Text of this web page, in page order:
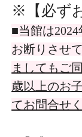
※【必ず
■当館は
お断りさせ
ましてもご
歳以上のお
てお問合せ